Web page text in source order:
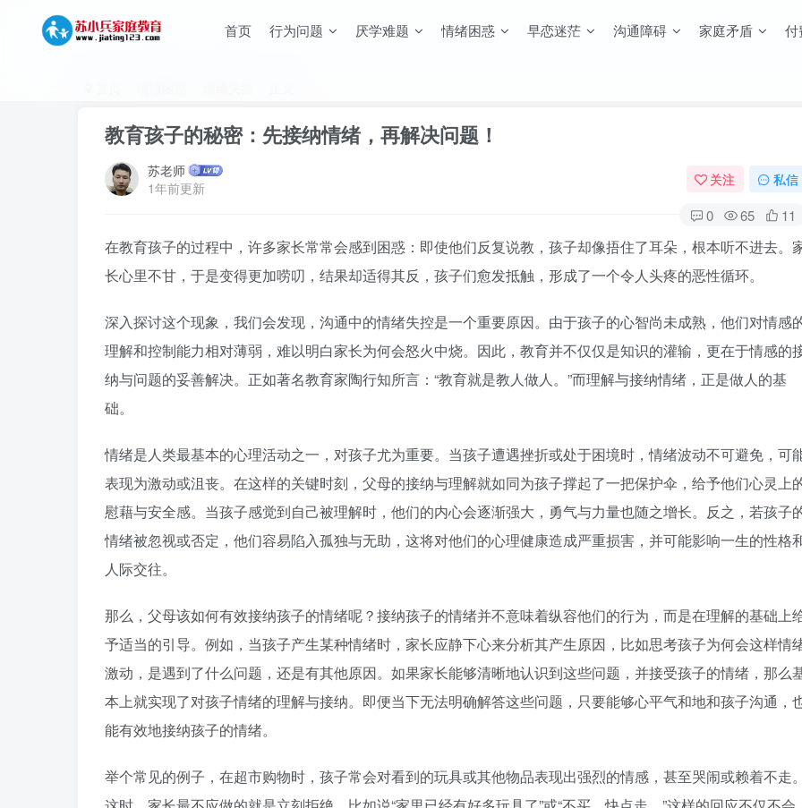
首页 行为问题 厌学难题 情绪困惑 早恋迷茫 沟通障碍 家庭矛盾 付
教育孩子的秘密：先接纳情绪，再解决问题！
苏老师
1年前更新
关注 私信
0 65 11
在教育孩子的过程中，许多家长常常会感到困惑：即使他们反复说教，孩子却像捂住了耳朵，根本听不进去。
长心里不甘，于是变得更加唠叨，结果却适得其反，孩子们愈发抵触，形成了一个令人头疼的恶性循环。
深入探讨这个现象，我们会发现，沟通中的情绪失控是一个重要原因。由于孩子的心智尚未成熟，他们对情感
理解和控制能力相对薄弱，难以明白家长为何会怒火中烧。因此，教育并不仅仅是知识的灌输，更在于情感的
纳与问题的妥善解决。正如著名教育家陶行知所言：“教育就是教人做人。”而理解与接纳情绪，正是做人的基
础。
情绪是人类最基本的心理活动之一，对孩子尤为重要。当孩子遭遇挫折或处于困境时，情绪波动不可避免，可
表现为激动或沮丧。在这样的关键时刻，父母的接纳与理解就如同为孩子撑起了一把保护伞，给予他们心灵上
慰藉与安全感。当孩子感觉到自己被理解时，他们的内心会逐渐强大，勇气与力量也随之增长。反之，若孩子
情绪被忽视或否定，他们容易陷入孤独与无助，这将对他们的心理健康造成严重损害，并可能影响一生的性格
人际交往。
那么，父母该如何有效接纳孩子的情绪呢？接纳孩子的情绪并不意味着纵容他们的行为，而是在理解的基础上
予适当的引导。例如，当孩子产生某种情绪时，家长应静下心来分析其产生原因，比如思考孩子为何会这样情
激动，是遇到了什么问题，还是有其他原因。如果家长能够清晰地认识到这些问题，并接受孩子的情绪，那么
本上就实现了对孩子情绪的理解与接纳。即便当下无法明确解答这些问题，只要能够心平气和地和孩子沟通，
能有效地接纳孩子的情绪。
举个常见的例子，在超市购物时，孩子常会对看到的玩具或其他物品表现出强烈的情感，甚至哭闹或赖着不走。